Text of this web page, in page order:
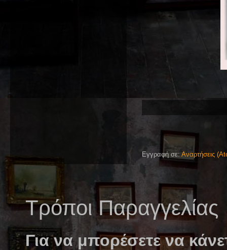
Εγγραφή σε:Αναρτήσεις
Τρόποι Παραγγελίας
Για να μπορέσετε να